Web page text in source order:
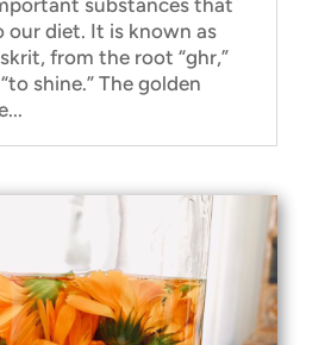
our diet. It is known as
from the root “ghr,”
shine.” The golden